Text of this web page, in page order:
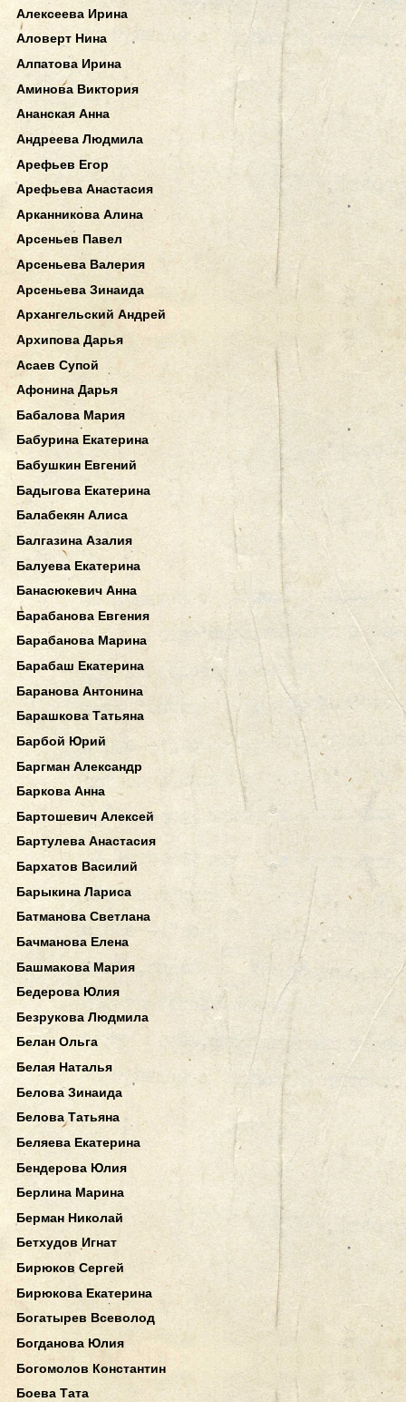
Алексеева Ирина
Аловерт Нина
Алпатова Ирина
Аминова Виктория
Ананская Анна
Андреева Людмила
Арефьев Егор
Арефьева Анастасия
Арканникова Алина
Арсеньев Павел
Арсеньева Валерия
Арсеньева Зинаида
Архангельский Андрей
Архипова Дарья
Асаев Супой
Афонина Дарья
Бабалова Мария
Бабурина Екатерина
Бабушкин Евгений
Бадыгова Екатерина
Балабекян Алиса
Балгазина Азалия
Балуева Екатерина
Банасюкевич Анна
Барабанова Евгения
Барабанова Марина
Барабаш Екатерина
Баранова Антонина
Барашкова Татьяна
Барбой Юрий
Баргман Александр
Баркова Анна
Бартошевич Алексей
Бартулева Анастасия
Бархатов Василий
Барыкина Лариса
Батманова Светлана
Бачманова Елена
Башмакова Мария
Бедерова Юлия
Безрукова Людмила
Белан Ольга
Белая Наталья
Белова Зинаида
Белова Татьяна
Беляева Екатерина
Бендерова Юлия
Берлина Марина
Берман Николай
Бетхудов Игнат
Бирюков Сергей
Бирюкова Екатерина
Богатырев Всеволод
Богданова Юлия
Богомолов Константин
Боева Тата